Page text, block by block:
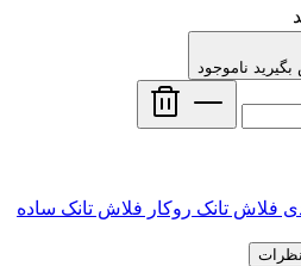
ناموجود
فلاش تانک روکار فلاش تانک ساده
نظرات